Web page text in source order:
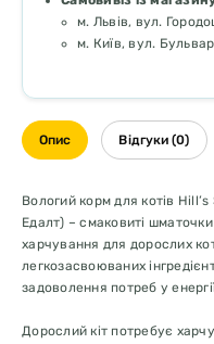
м. Львів, вул.
м. Київ, вул.
Опис Відгуки (0)
Вологий корм для котів
Едалт) – смаковиті
харчування для дорослих
легкозасвоюваних
задоволення потреб у
Дорослий кіт потребує